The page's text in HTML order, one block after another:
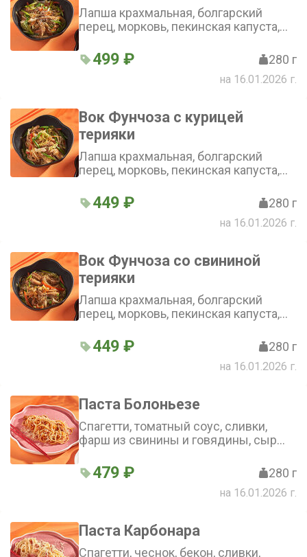
Лапша крахмальная, болгарский
перец, морковь, пекинская капуста,
терияки, говядина
499 ₽ 280 г
на 16.01.2026 г.
Вок Фунчоза с курицей
терияки
Лапша крахмальная, болгарский
перец, морковь, пекинская капуста,
терияки, цыпленок
449 ₽ 280 г
на 16.01.2026 г.
Вок Фунчоза со свининой
терияки
Лапша крахмальная, болгарский
перец, морковь, пекинская капуста,
терияки, свинина
449 ₽ 280 г
на 16.01.2026 г.
Паста Болоньезе
Спагетти, томатный соус, сливки,
фарш из свинины и говядины, сыр
травы
479 ₽ 280 г
на 16.01.2026 г.
Паста Карбонара
Спагетти, чеснок, бекон, сливки,